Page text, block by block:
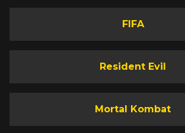
FIFA
Resident Evil
Mortal Kombat